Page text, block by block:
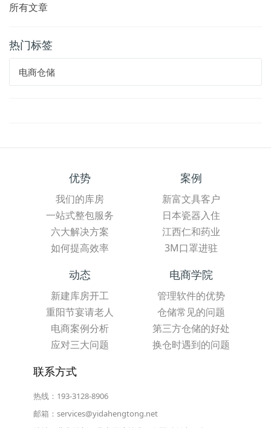
所有文章
热门标签
电商仓储
优势
我们的库房
一站式整包服务
六大解决方案
如何提高效率
案例
新富文具客户
日本瓷器入住
江西仁和药业
3M口罩进驻
动态
新建库房开工
重阳节宴请老人
电商案例分析
应对三大问题
电商学院
管理软件的优势
仓储常见的问题
第三方仓储的好处
换仓时遇到的问题
联系方式
热线：193-3128-8906
邮箱：services@yidahengtong.net